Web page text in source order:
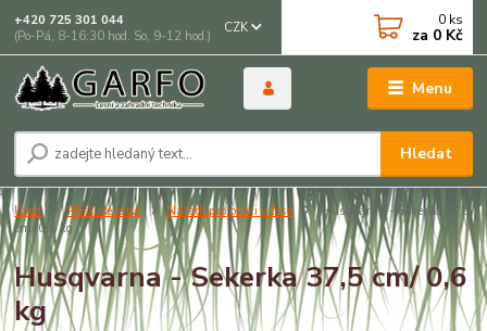
Menu
CZK
Hledat
+420 725 301 044
(Po-Pá, 8-16:30 hod. So, 9-12 hod.)
0 ks
za 0 Kč
Úvod Příslušenství Nářadí pro práci v lese
Husqvarna - Sekerka 37,5
cm/ 0,6 kg
Husqvarna - Sekerka 37,5 cm/ 0,6
kg